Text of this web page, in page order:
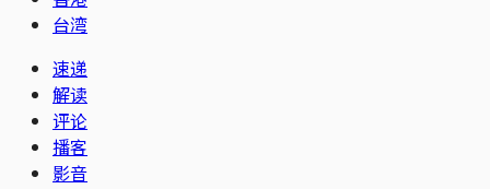
台湾
速递
解读
评论
播客
影音